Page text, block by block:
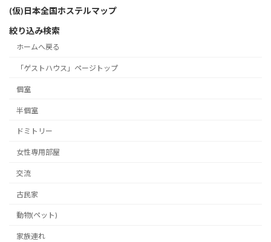
(仮)日本全国ホステルマップ
絞り込み検索
ホームへ戻る
「ゲストハウス」ページトップ
個室
半個室
ドミトリー
女性専用部屋
交流
古民家
動物(ペット)
家族連れ